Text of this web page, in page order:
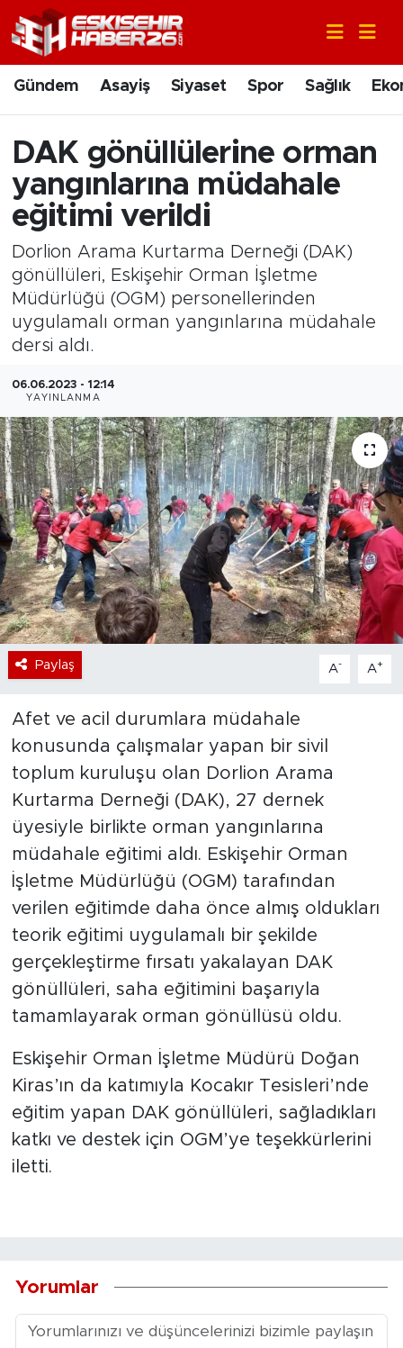
Gündem Asayiş Siyaset Spor Sağlık
DAK gönüllülerine orman
yangınlarına müdahale
eğitimi verildi
Dorlion Arama Kurtarma Derneği (DAK)
gönüllüleri, Eskişehir Orman İşletme
Müdürlüğü (OGM) personellerinden
uygulamalı orman yangınlarına müdahale
dersi aldı.
06.06.2023 - 12:14
YAYINLANMA
Paylaş A- A+
Afet ve acil durumlara müdahale
konusunda çalışmalar yapan bir sivil
toplum kuruluşu olan Dorlion Arama
Kurtarma Derneği (DAK), 27 dernek
üyesiyle birlikte orman yangınlarına
müdahale eğitimi aldı. Eskişehir Orman
İşletme Müdürlüğü (OGM) tarafından
verilen eğitimde daha önce almış oldukları
teorik eğitimi uygulamalı bir şekilde
gerçekleştirme fırsatı yakalayan DAK
gönüllüleri, saha eğitimini başarıyla
tamamlayarak orman gönüllüsü oldu.
Eskişehir Orman İşletme Müdürü Doğan
Kiras’ın da katımıyla Kocakır Tesisleri’nde
eğitim yapan DAK gönüllüleri, sağladıkları
katkı ve destek için OGM’ye teşekkürlerini
iletti.
Yorumlar
Gündem
Asayiş
Siyaset
Spor
Sağlık
Ekonomi
Eğitim
Sanat
Bölge
Teknoloji
Magazin
Dünya
Sektör
Nöbetçi Eczaneler
Hava Durumu
Trafik Durumu
Süper Lig Puan Durumu ve Fikstür
Tüm Manşetler
Son Dakika Haberleri
Haber Arşivi